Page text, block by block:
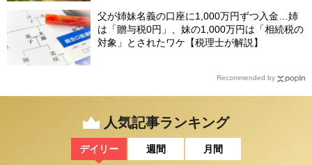
父が姉妹名義の口座に1,000万円ずつ入金…姉
は「贈与税0円」、妹の1,000万円は「相続税の
対象」とされたワケ【税理士が解説】
Recommended by
人気記事ランキング
デイリー 週間 月間